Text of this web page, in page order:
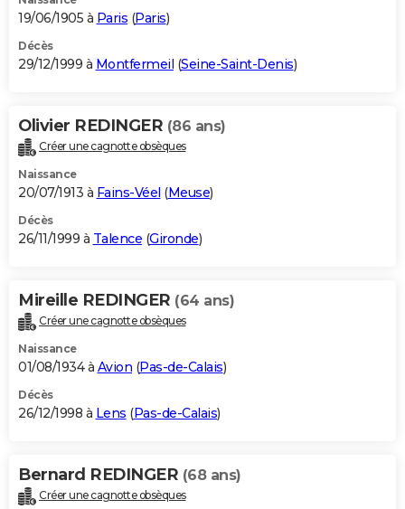
19/06/1905 à Paris (Paris)
Décès
29/12/1999 à Montfermeil (Seine-Saint-Denis)
Olivier REDINGER (86 ans)
Créer une cagnotte obsèques
Naissance
20/07/1913 à Fains-Véel (Meuse)
Décès
26/11/1999 à Talence (Gironde)
Mireille REDINGER (64 ans)
Créer une cagnotte obsèques
Naissance
01/08/1934 à Avion (Pas-de-Calais)
Décès
26/12/1998 à Lens (Pas-de-Calais)
Bernard REDINGER (68 ans)
Créer une cagnotte obsèques